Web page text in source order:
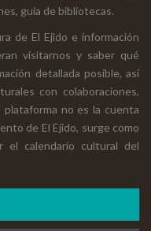
guía de bibliotecas.
de El Ejido e información
visitarnos y saber qué
detallada posible, así
con colaboraciones,
plataforma no es la cuenta
de El Ejido, surge como
el calendario cultural del